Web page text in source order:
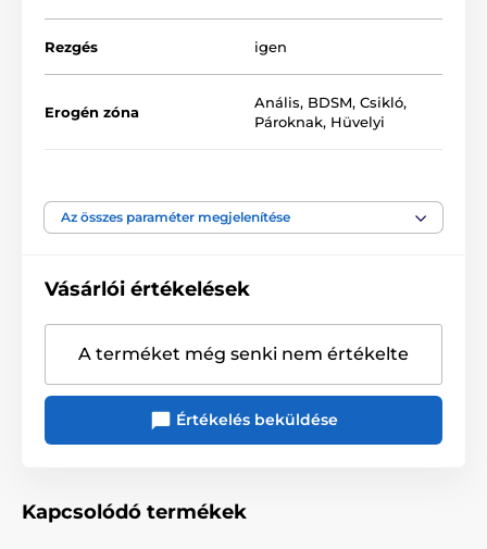
A termék a következő kategóriákba sorolt
Realisztikus vibrátorok
Rezgés igen
Erogén zóna
Anális, BDSM, Csikló,
Pároknak, Hüvelyi
Anyagi tulajdonság Puha tapintású
Akkumulátor típusa
Anyag PVC
Vízállóság igen
Az összes paraméter megjelenítése
Vásárlói értékelések
A terméket még senki nem értékelte
Értékelés beküldése
Kapcsolódó termékek